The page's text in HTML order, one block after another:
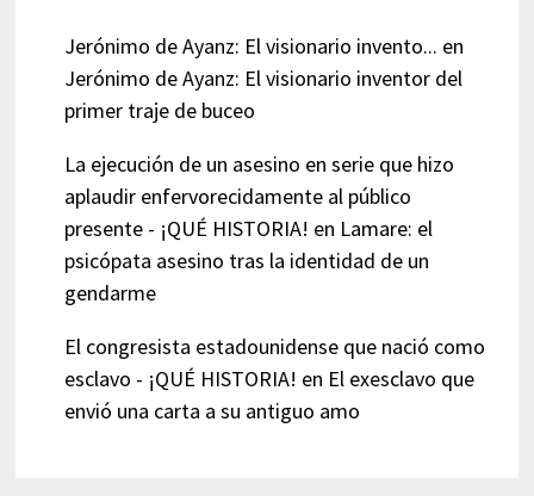
Jerónimo de Ayanz: El visionario invento... en
Jerónimo de Ayanz: El visionario inventor del
primer traje de buceo
La ejecución de un asesino en serie que hizo
aplaudir enfervorecidamente al público
presente - ¡QUÉ HISTORIA! en Lamare: el
psicópata asesino tras la identidad de un
gendarme
El congresista estadounidense que nació como
esclavo - ¡QUÉ HISTORIA! en El exesclavo que
envió una carta a su antiguo amo